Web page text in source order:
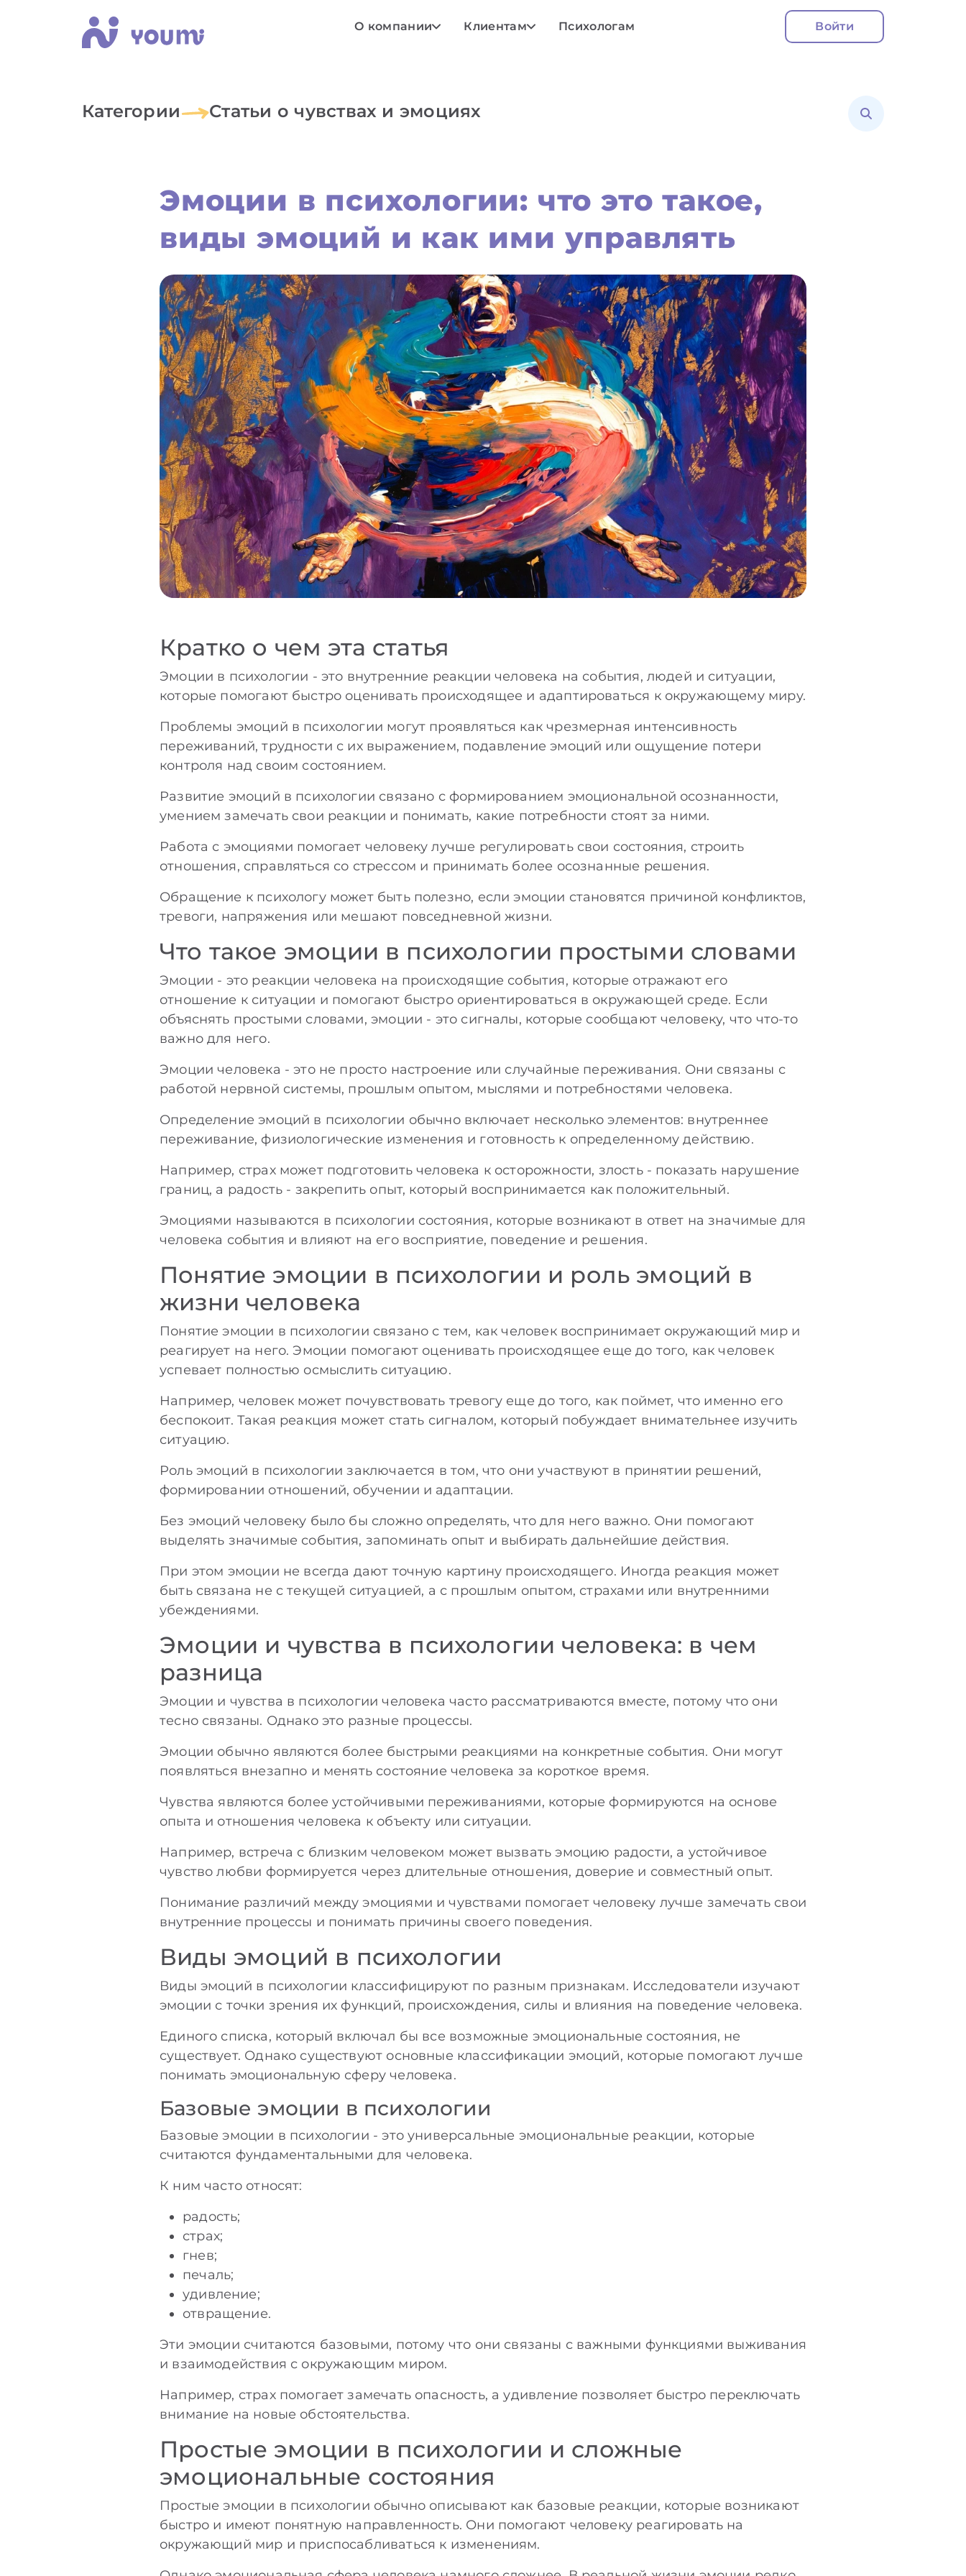
О компании Клиентам Психологам Войти
Категории Статьи о чувствах и эмоциях
Эмоции в психологии: что это такое,
виды эмоций и как ими управлять
Кратко о чем эта статья
Эмоции в психологии - это внутренние реакции человека на события, людей и ситуации,
которые помогают быстро оценивать происходящее и адаптироваться к окружающему миру.
Проблемы эмоций в психологии могут проявляться как чрезмерная интенсивность
переживаний, трудности с их выражением, подавление эмоций или ощущение потери
контроля над своим состоянием.
Развитие эмоций в психологии связано с формированием эмоциональной осознанности,
умением замечать свои реакции и понимать, какие потребности стоят за ними.
Работа с эмоциями помогает человеку лучше регулировать свои состояния, строить
отношения, справляться со стрессом и принимать более осознанные решения.
Обращение к психологу может быть полезно, если эмоции становятся причиной конфликтов,
тревоги, напряжения или мешают повседневной жизни.
Что такое эмоции в психологии простыми словами
Эмоции - это реакции человека на происходящие события, которые отражают его
отношение к ситуации и помогают быстро ориентироваться в окружающей среде. Если
объяснять простыми словами, эмоции - это сигналы, которые сообщают человеку, что что-то
важно для него.
Эмоции человека - это не просто настроение или случайные переживания. Они связаны с
работой нервной системы, прошлым опытом, мыслями и потребностями человека.
Определение эмоций в психологии обычно включает несколько элементов: внутреннее
переживание, физиологические изменения и готовность к определенному действию.
Например, страх может подготовить человека к осторожности, злость - показать нарушение
границ, а радость - закрепить опыт, который воспринимается как положительный.
Эмоциями называются в психологии состояния, которые возникают в ответ на значимые для
человека события и влияют на его восприятие, поведение и решения.
Понятие эмоции в психологии и роль эмоций в
жизни человека
Понятие эмоции в психологии связано с тем, как человек воспринимает окружающий мир и
реагирует на него. Эмоции помогают оценивать происходящее еще до того, как человек
успевает полностью осмыслить ситуацию.
Например, человек может почувствовать тревогу еще до того, как поймет, что именно его
беспокоит. Такая реакция может стать сигналом, который побуждает внимательнее изучить
ситуацию.
Роль эмоций в психологии заключается в том, что они участвуют в принятии решений,
формировании отношений, обучении и адаптации.
Без эмоций человеку было бы сложно определять, что для него важно. Они помогают
выделять значимые события, запоминать опыт и выбирать дальнейшие действия.
При этом эмоции не всегда дают точную картину происходящего. Иногда реакция может
быть связана не с текущей ситуацией, а с прошлым опытом, страхами или внутренними
убеждениями.
Эмоции и чувства в психологии человека: в чем
разница
Эмоции и чувства в психологии человека часто рассматриваются вместе, потому что они
тесно связаны. Однако это разные процессы.
Эмоции обычно являются более быстрыми реакциями на конкретные события. Они могут
появляться внезапно и менять состояние человека за короткое время.
Чувства являются более устойчивыми переживаниями, которые формируются на основе
опыта и отношения человека к объекту или ситуации.
Например, встреча с близким человеком может вызвать эмоцию радости, а устойчивое
чувство любви формируется через длительные отношения, доверие и совместный опыт.
Понимание различий между эмоциями и чувствами помогает человеку лучше замечать свои
внутренние процессы и понимать причины своего поведения.
Виды эмоций в психологии
Виды эмоций в психологии классифицируют по разным признакам. Исследователи изучают
эмоции с точки зрения их функций, происхождения, силы и влияния на поведение человека.
Единого списка, который включал бы все возможные эмоциональные состояния, не
существует. Однако существуют основные классификации эмоций, которые помогают лучше
понимать эмоциональную сферу человека.
Базовые эмоции в психологии
Базовые эмоции в психологии - это универсальные эмоциональные реакции, которые
считаются фундаментальными для человека.
К ним часто относят:
радость;
страх;
гнев;
печаль;
удивление;
отвращение.
Эти эмоции считаются базовыми, потому что они связаны с важными функциями выживания
и взаимодействия с окружающим миром.
Например, страх помогает замечать опасность, а удивление позволяет быстро переключать
внимание на новые обстоятельства.
Простые эмоции в психологии и сложные
эмоциональные состояния
Простые эмоции в психологии обычно описывают как базовые реакции, которые возникают
быстро и имеют понятную направленность. Они помогают человеку реагировать на
окружающий мир и приспосабливаться к изменениям.